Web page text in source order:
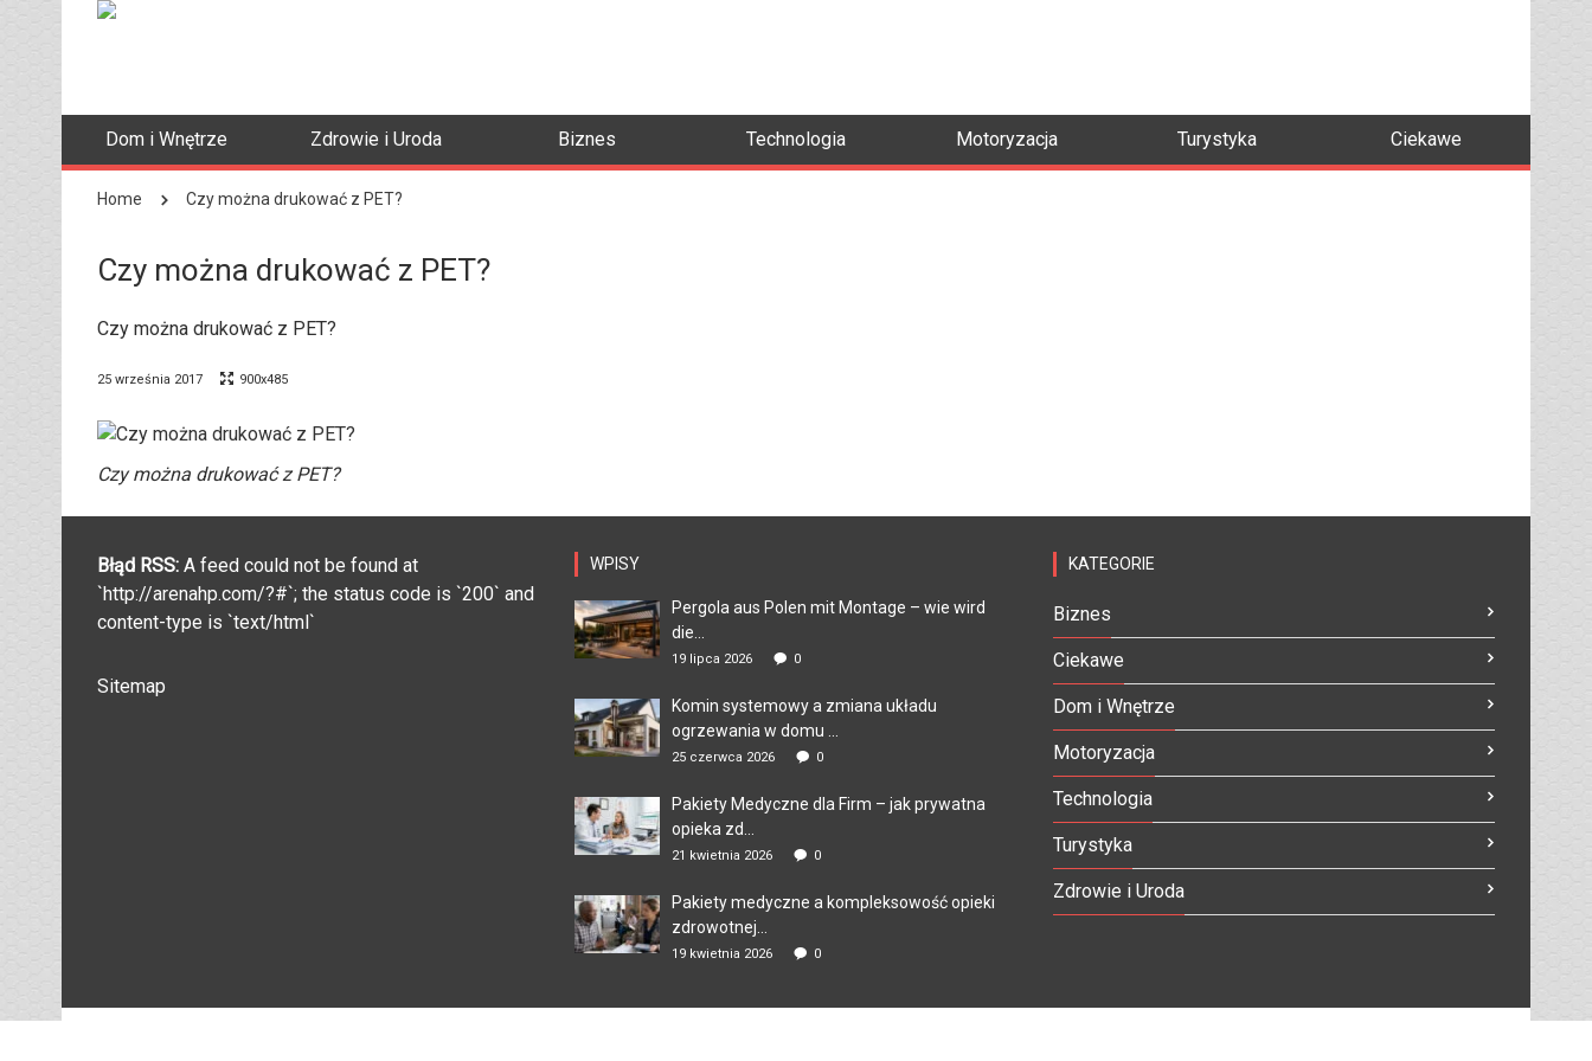
Dom i Wnętrze Zdrowie i Uroda Biznes Technologia Motoryzacja Turystyka Ciekawe
Home Czy można drukować z PET?
Czy można drukować z PET?
Czy można drukować z PET?
25 września 2017 900x485
Czy można drukować z PET?
Błąd RSS: A feed could not be found at
`http://arenahp.com/?#`; the status code is `200` and
content-type is `text/html`
Sitemap
WPISY
Pergola aus Polen mit Montage – wie wird
die...
19 lipca 2026 0
Komin systemowy a zmiana układu
ogrzewania w domu ...
25 czerwca 2026 0
Pakiety Medyczne dla Firm – jak prywatna
opieka zd...
21 kwietnia 2026 0
Pakiety medyczne a kompleksowość opieki
zdrowotnej...
19 kwietnia 2026 0
KATEGORIE
Biznes
Ciekawe
Dom i Wnętrze
Motoryzacja
Technologia
Turystyka
Zdrowie i Uroda